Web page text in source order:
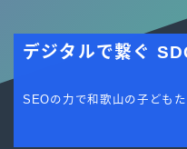
デジタルで繋ぐ
SEOの力で和歌山の子ども